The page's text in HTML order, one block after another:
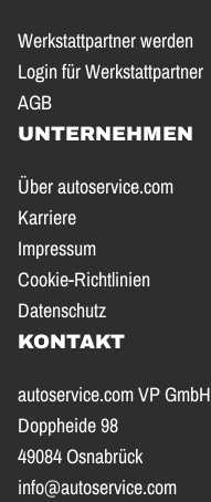
Werkstattpartner werden
Login für Werkstattpartner
AGB
UNTERNEHMEN
Über autoservice.com
Karriere
Impressum
Cookie-Richtlinien
Datenschutz
KONTAKT
autoservice.com VP GmbH
Doppheide 98
49084 Osnabrück
info@autoservice.com